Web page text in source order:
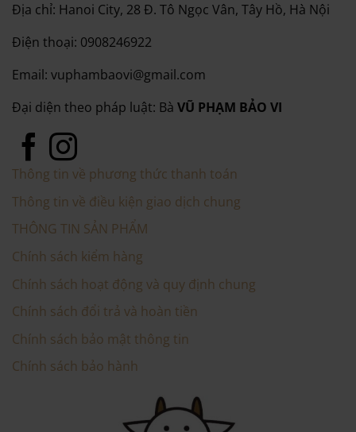
Địa chỉ: Hanoi City, 28 Đ. Tô Ngọc Vân, Tây Hồ, Hà Nội
Điện thoại: 0908246922
Email: vuphambaovi@gmail.com
Đại diện theo pháp luật: Bà VŨ PHẠM BẢO VI
Thông tin về phương thức thanh toán
Thông tin về điều kiện giao dịch chung
THÔNG TIN SẢN PHẨM
Chính sách kiểm hàng
Chính sách hoạt động và quy định chung
Chính sách đổi trả và hoàn tiền
Chính sách bảo mật thông tin
Chính sách bảo hành